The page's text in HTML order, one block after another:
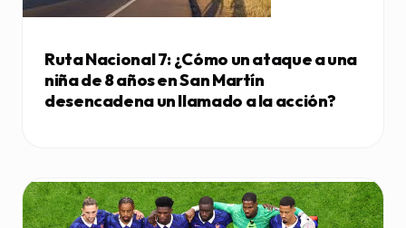
Ruta Nacional 7: ¿Cómo un ataque a una
niña de 8 años en San Martín
desencadena un llamado a la acción?